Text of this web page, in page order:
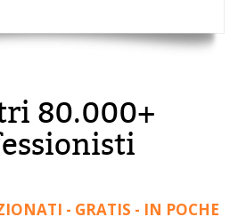
80.000+
- GRATIS - IN POCHE